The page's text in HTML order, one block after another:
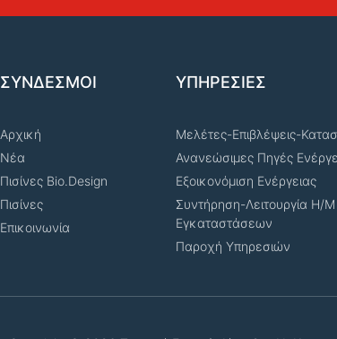
ΣΥΝΔΕΣΜΟΙ
Αρχική
Νέα
Πισίνες Bio.Design
Πισίνες
Επικοινωνία
ΥΠΗΡΕΣΙΕΣ
Μελέτες-Επιβλέψεις-
Ανανεώσιμες Πηγές
Εξοικονόμιση Ενέργειας
Συντήρηση-Λειτουργία Η/Μ
Εγκαταστάσεων
Παροχή Υπηρεσιών